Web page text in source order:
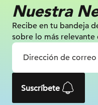
Nuestra
Recibe en tu bandeja
sobre lo más relevante
Suscríbete